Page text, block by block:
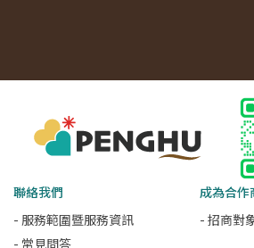
聯絡我們
- 服務範圍暨服務資訊
- 常見問答
成為合作
- 招商對